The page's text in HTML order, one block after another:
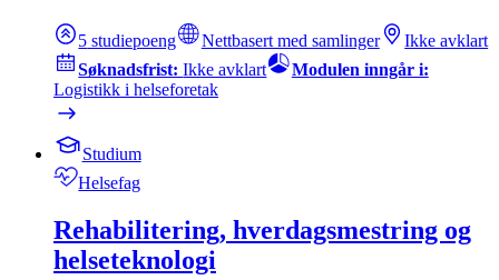
5 studiepoeng Nettbasert med samlinger
Ikke avklart
Søknadsfrist:Ikke avklart
Modulen inngår i:
Logistikk i helseforetak
Studium
Helsefag
Rehabilitering, hverdagsmestring og
helseteknologi